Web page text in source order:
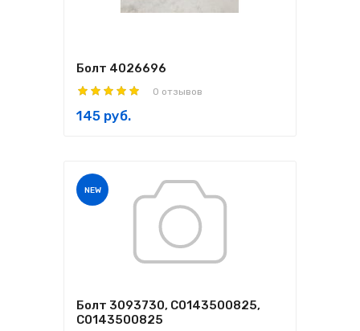
Болт 4026696
0 отзывов
145 руб.
NEW
Болт 3093730, C0143500825,
С0143500825